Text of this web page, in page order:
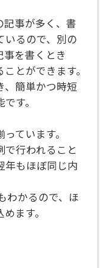
記事が多く、書
いるので、別の
を書くとき
とができます。
、簡単かつ時短
す。
ています。
で行われること
年もほぼ同じ内
わかるので、ほ
ます。